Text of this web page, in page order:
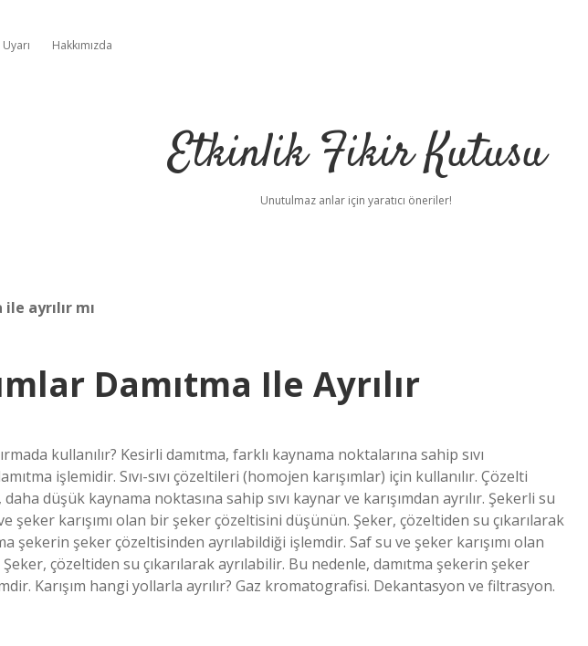
Hakkımızda
Etkinlik Fikir Kutusu
Unutulmaz anlar için yaratıcı öneriler!
ayrılır mı
Damıtma Ile Ayrılır
kullanılır? Kesirli damıtma, farklı kaynama noktalarına sahip sıvı
işlemidir. Sıvı-sıvı çözeltileri (homojen karışımlar) için kullanılır. Çözelti
daha düşük kaynama noktasına sahip sıvı kaynar ve karışımdan ayrılır. Şekerli su
şeker karışımı olan bir şeker çözeltisini düşünün. Şeker, çözeltiden su çıkarılarak
şekerin şeker çözeltisinden ayrılabildiği işlemdir. Saf su ve şeker karışımı olan
çözeltiden su çıkarılarak ayrılabilir. Bu nedenle, damıtma şekerin şeker
Karışım hangi yollarla ayrılır? Gaz kromatografisi. Dekantasyon ve filtrasyon.